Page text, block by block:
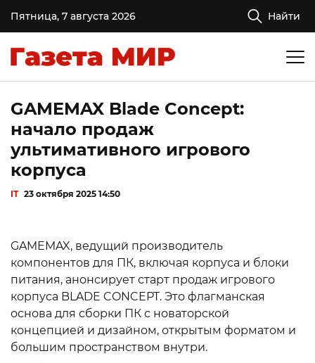
Пятница, 7 августа 2026 Найти
GAMEMAX Blade Concept:
начало продаж
ультимативного игрового
корпуса
IT 23 октября 2025 14:50
GAMEMAX, ведущий производитель
компонентов для ПК, включая корпуса и блоки
питания, анонсирует старт продаж игрового
корпуса BLADE CONCEPT. Это флагманская
основа для сборки ПК с новаторской
концепцией и дизайном, открытым форматом и
большим пространством внутри.